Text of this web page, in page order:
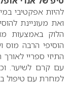
להיות אפקטיבי
ואת מעוניינת
הלוק באמצעות
הוסיפי הרבה מוס
התיזי ספריי
עם קרם לשיער.
למחרת עם טיפול